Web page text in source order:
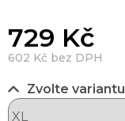
729 Kč
602 Kč bez DPH
Zvolte variantu